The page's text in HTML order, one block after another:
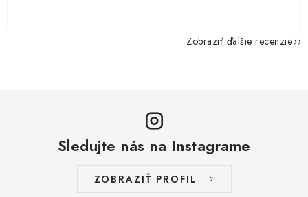
Zobraziť ďalšie recenzie
Sledujte nás na Instagrame
ZOBRAZIŤ PROFIL